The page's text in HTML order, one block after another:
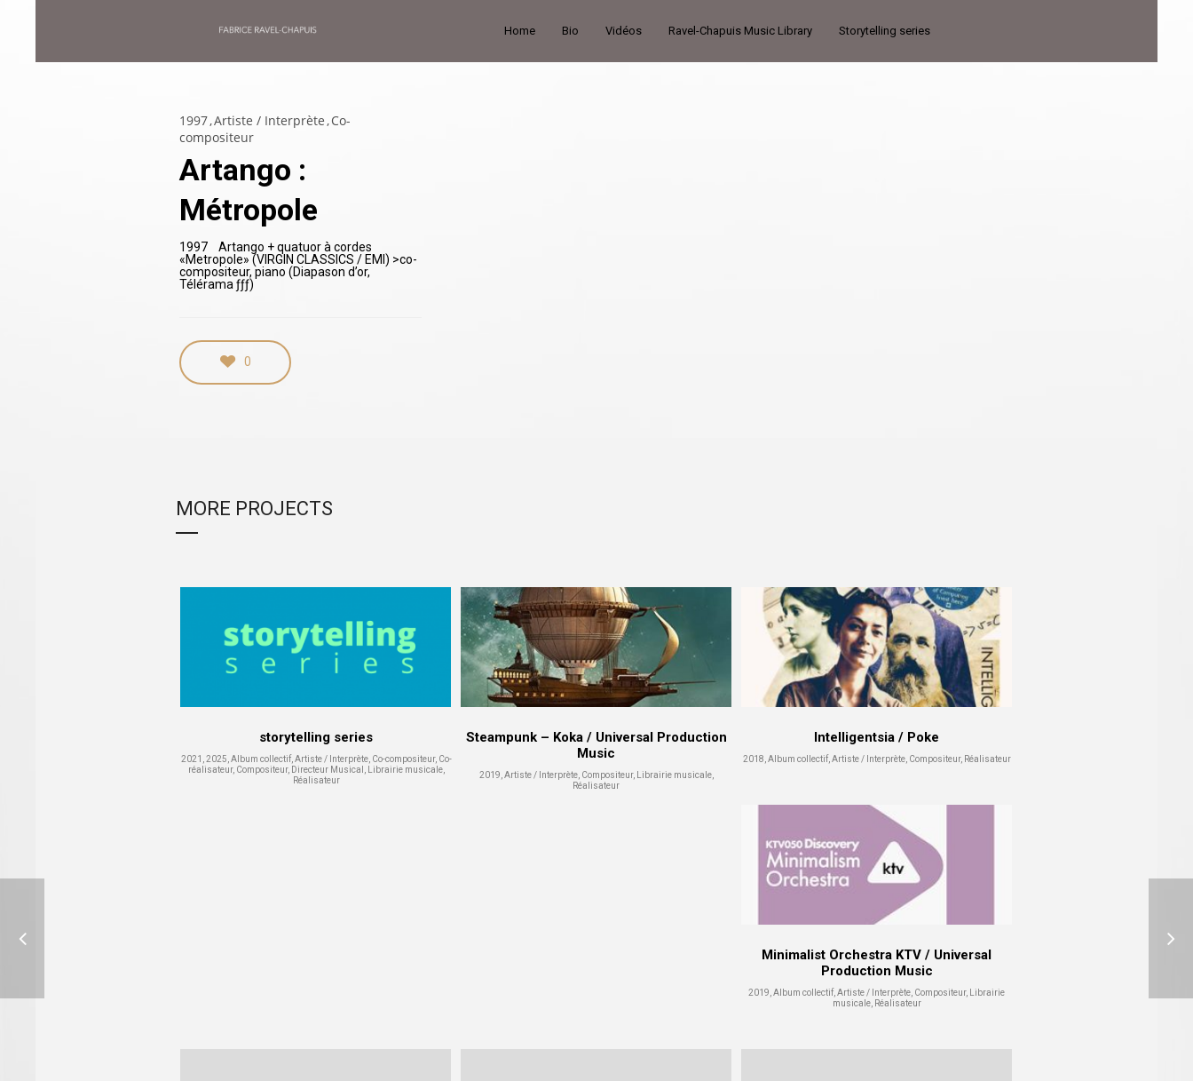
Home Bio Vidéos Ravel-Chapuis Music Library Storytelling series
1997 Artiste / Interprète Co-
compositeur
Artango :
Métropole
1997 Artango + quatuor à cordes
«Metropole» (VIRGIN CLASSICS / EMI) >co-
compositeur, piano (Diapason d’or,
Télérama ƒƒƒ)
0
MORE PROJECTS
storytelling series
2021, 2025, Album collectif, Artiste / Interprète, Co-compositeur, Co-
réalisateur, Compositeur, Directeur Musical, Librairie musicale,
Réalisateur
Steampunk – Koka / Universal Production
Music
2019, Artiste / Interprète, Compositeur, Librairie musicale,
Réalisateur
Intelligentsia / Poke
2018, Album collectif, Artiste / Interprète, Compositeur, Réalisateur
Minimalist Orchestra KTV / Universal
Production Music
2019, Album collectif, Artiste / Interprète, Compositeur, Librairie
musicale, Réalisateur